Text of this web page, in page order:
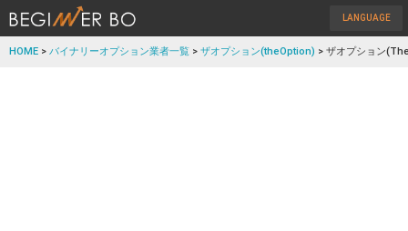
LANGUAGE
HOME > バイナリーオプション業者一覧 > ザオプション(theOption) > ザオプション